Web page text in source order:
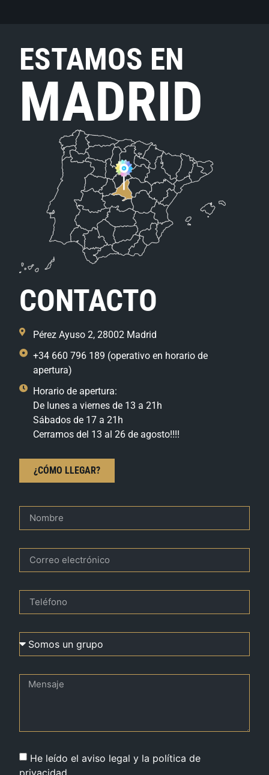
ESTAMOS EN
MADRID
CONTACTO
Pérez Ayuso 2, 28002 Madrid
+34 660 796 189 (operativo en horario de
apertura)
Horario de apertura:
De lunes a viernes de 13 a 21h
Sábados de 17 a 21h
Cerramos del 13 al 26 de agosto!!!!
¿CÓMO LLEGAR?
He leído el aviso legal y la política de
privacidad